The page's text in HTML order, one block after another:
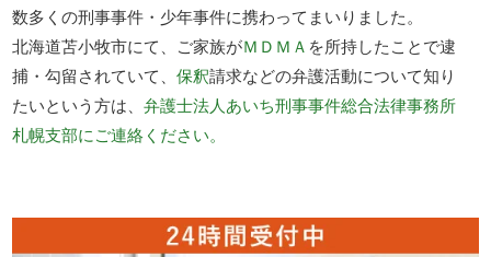
数多くの刑事事件・少年事件に携わってまいりました。
北海道苫小牧市にて、ご家族がＭＤＭＡ を所持したことで逮
捕・勾留されていて、保釈請求などの弁護活動について知り
たいという方は、弁護士法人あいち刑事事件総合法律事務所
札幌支部にご連絡ください。